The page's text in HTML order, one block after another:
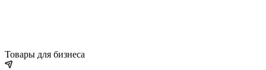
Товары для бизнеса